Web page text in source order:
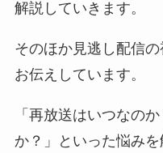
解説していきます。
そのほか見逃し配信
お伝えしています。
「再放送はいつなの
か？」といった悩み